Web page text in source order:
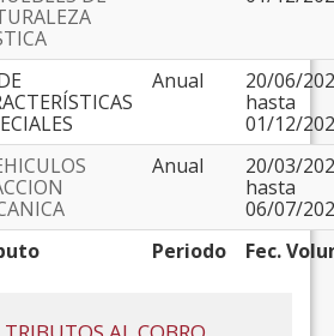
Anual
20/06/
hasta
01/12/
Anual
20/03/
hasta
06/07/
Periodo Fec.